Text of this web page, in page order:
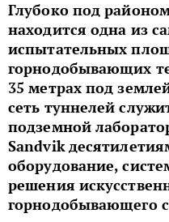
Глубоко под
находится одна из
испытательных
горнодобывающих
35 метрах под
сеть туннелей
подземной
Sandvik
оборудование,
решения
горнодобывающего